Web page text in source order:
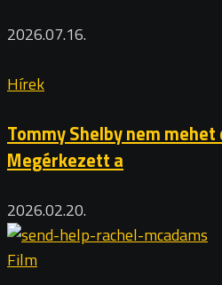
2026.07.16.
Hírek
Tommy Shelby nem
Megérkezett a
2026.02.20.
Film